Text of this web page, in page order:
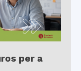
per a